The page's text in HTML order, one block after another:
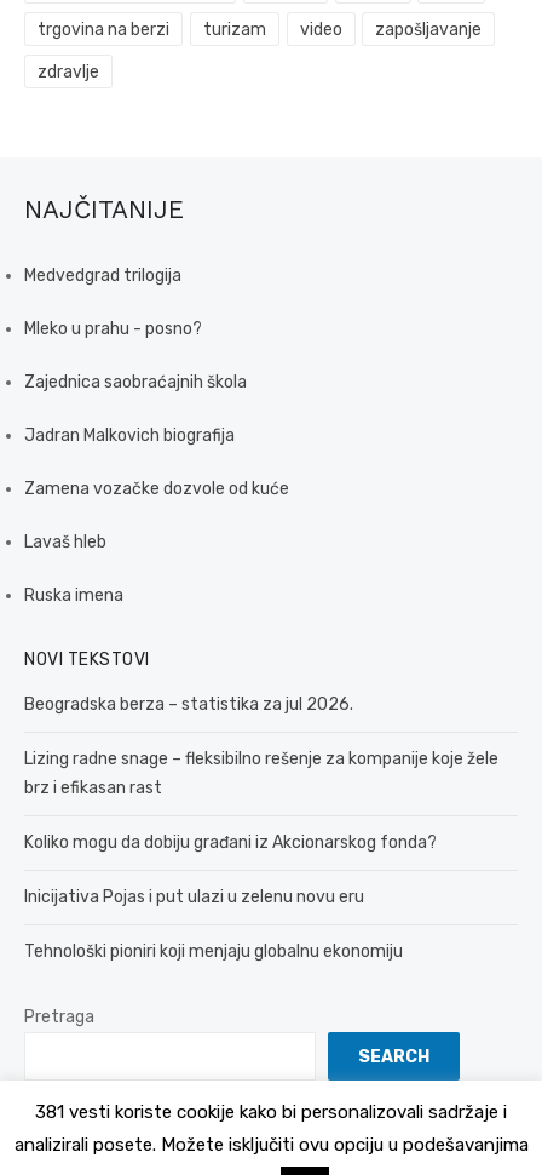
trgovina na berzi turizam video zapošljavanje
zdravlje
NAJČITANIJE
Medvedgrad trilogija
Mleko u prahu - posno?
Zajednica saobraćajnih škola
Jadran Malkovich biografija
Zamena vozačke dozvole od kuće
Lavaš hleb
Ruska imena
NOVI TEKSTOVI
Beogradska berza – statistika za jul 2026.
Lizing radne snage – fleksibilno rešenje za kompanije koje žele
brz i efikasan rast
Koliko mogu da dobiju građani iz Akcionarskog fonda?
Inicijativa Pojas i put ulazi u zelenu novu eru
Tehnološki pioniri koji menjaju globalnu ekonomiju
Pretraga
SEARCH
Politika Privatnosti
381 vesti koriste cookije kako bi personalizovali sadržaje i
analizirali posete. Možete isključiti ovu opciju u podešavanjima